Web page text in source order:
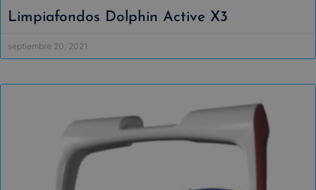
Limpiafondos Dolphin Active X3
septiembre 20, 2021